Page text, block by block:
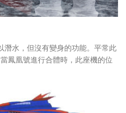
潛水，但沒有變身的功能。平常此
鳳凰號進行合體時，此座機的位